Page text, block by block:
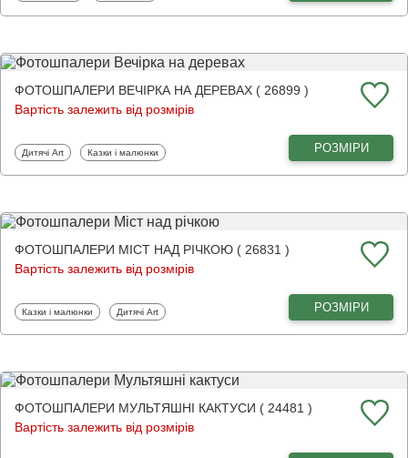
ФОТОШПАЛЕРИ ВЕЧІРКА НА ДЕРЕВАХ ( 26899 )
Вартість залежить від розмірів
Фотошпалери
Дитячі Art Фотошпалери
Казки і малюнки РОЗМІРИ
ФОТОШПАЛЕРИ МІСТ НАД РІЧКОЮ ( 26831 )
Вартість залежить від розмірів
Фотошпалери
Казки і малюнки Фотошпалери
Дитячі Art РОЗМІРИ
ФОТОШПАЛЕРИ МУЛЬТЯШНІ КАКТУСИ ( 24481 )
Вартість залежить від розмірів